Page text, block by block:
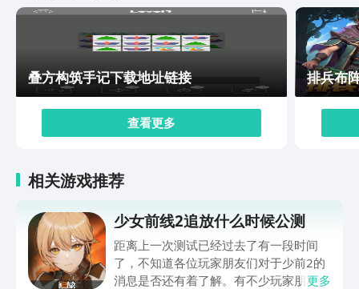
叠方构筑手记下载地址链接
查看更多
排兵布
相关游戏推荐
少女前线2追放什么时候公测
距离上一次测试已经过去了有一段时间
了，不知道各位玩家朋友们对于少前2的
消息是否还有着了解。有不少玩家朋友们
更多